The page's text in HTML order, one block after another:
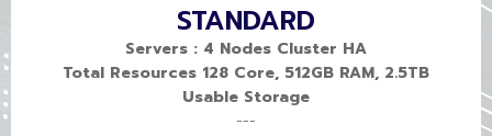
STANDARD
Servers : 4 Nodes Cluster HA
Total Resources 128 Core, 512GB RAM, 2.5TB
Usable Storage
---